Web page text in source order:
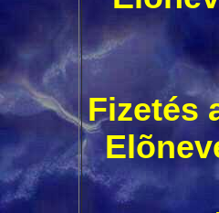
Fizetés